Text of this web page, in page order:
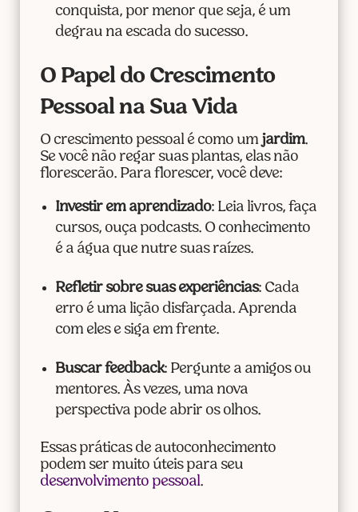
conquista, por menor que seja, é um
degrau na escada do sucesso.
O Papel do Crescimento
Pessoal na Sua Vida
O crescimento pessoal é como um jardim.
Se você não regar suas plantas, elas não
florescerão. Para florescer, você deve:
Investir em aprendizado: Leia livros, faça
cursos, ouça podcasts. O conhecimento
é a água que nutre suas raízes.
Refletir sobre suas experiências: Cada
erro é uma lição disfarçada. Aprenda
com eles e siga em frente.
Buscar feedback: Pergunte a amigos ou
mentores. Às vezes, uma nova
perspectiva pode abrir os olhos.
Essas práticas de autoconhecimento
podem ser muito úteis para seu
desenvolvimento pessoal.